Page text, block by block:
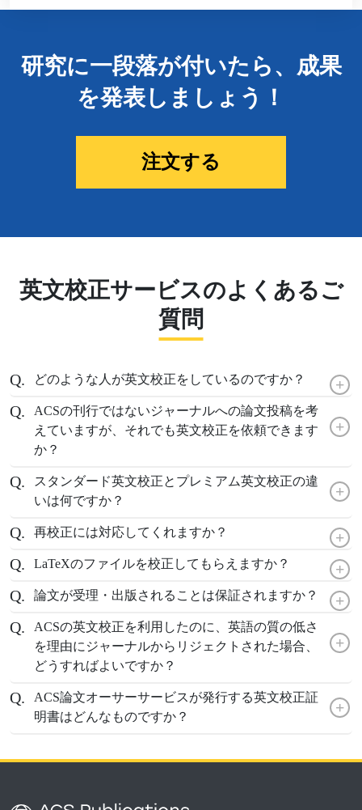
研究に一段落が付いたら、成果
を発表しましょう！
注文する
英文校正サービスのよくあるご
質問
どのような人が英文校正をしているのですか？ +
ACSの刊行ではないジャーナルへの論文投稿を考
えていますが、それでも英文校正を依頼できます
か？
+
スタンダード英文校正とプレミアム英文校正の違
いは何ですか？
+
再校正には対応してくれますか？ +
LaTeXのファイルを校正してもらえますか？ +
論文が受理・出版されることは保証されますか？ +
ACSの英文校正を利用したのに、英語の質の低さ
を理由にジャーナルからリジェクトされた場合、
どうすればよいですか？
+
ACS論文オーサーサービスが発行する英文校正証
明書はどんなものですか？
+